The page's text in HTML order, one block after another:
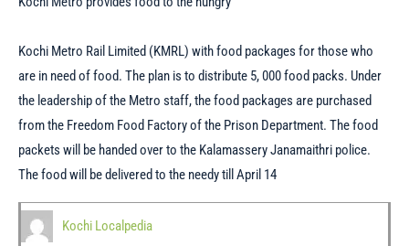
Kochi Metro Rail Limited (KMRL) with food packages for those who
are in need of food. The plan is to distribute 5, 000 food packs. Under
the leadership of the Metro staff, the food packages are purchased
from the Freedom Food Factory of the Prison Department. The food
packets will be handed over to the Kalamassery Janamaithri police.
The food will be delivered to the needy till April 14
Kochi Localpedia